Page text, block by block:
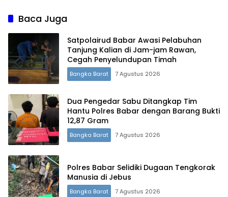
Baca Juga
Satpolairud Babar Awasi Pelabuhan
Tanjung Kalian di Jam-jam Rawan,
Cegah Penyelundupan Timah
Bangka Barat 7 Agustus 2026
Dua Pengedar Sabu Ditangkap Tim
Hantu Polres Babar dengan Barang Bukti
12,87 Gram
Bangka Barat 7 Agustus 2026
Polres Babar Selidiki Dugaan Tengkorak
Manusia di Jebus
Bangka Barat 7 Agustus 2026